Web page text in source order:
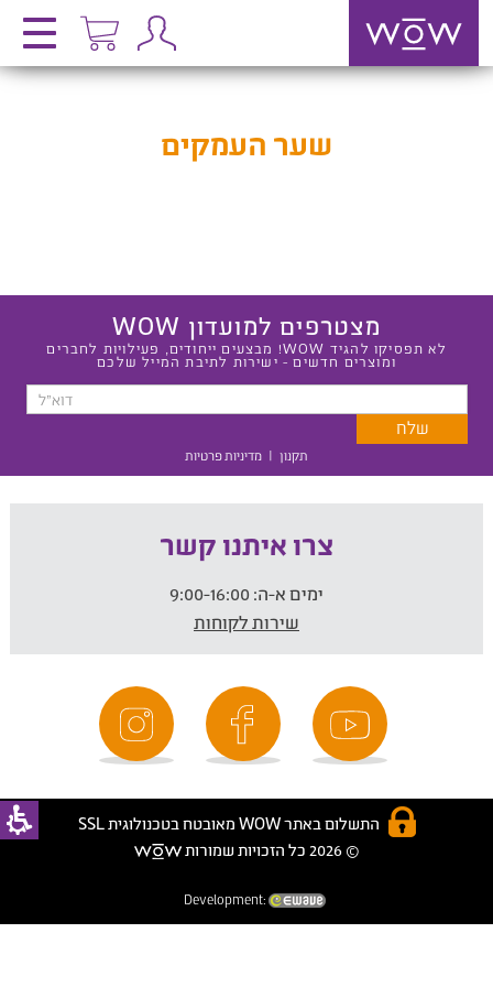
שער העמקים
מצטרפים למועדון WOW
לא תפסיקו להגיד WOW! מבצעים ייחודים, פעילויות לחברים
ומוצרים חדשים - ישירות לתיבת המייל שלכם
תקנון | מדיניות פרטיות
צרו איתנו קשר
ימים א-ה:
שירות לקוחות
התשלום באתר WOW מאובטח בטכנולוגית SSL
© 2026 כל הזכויות שמורות
Development: